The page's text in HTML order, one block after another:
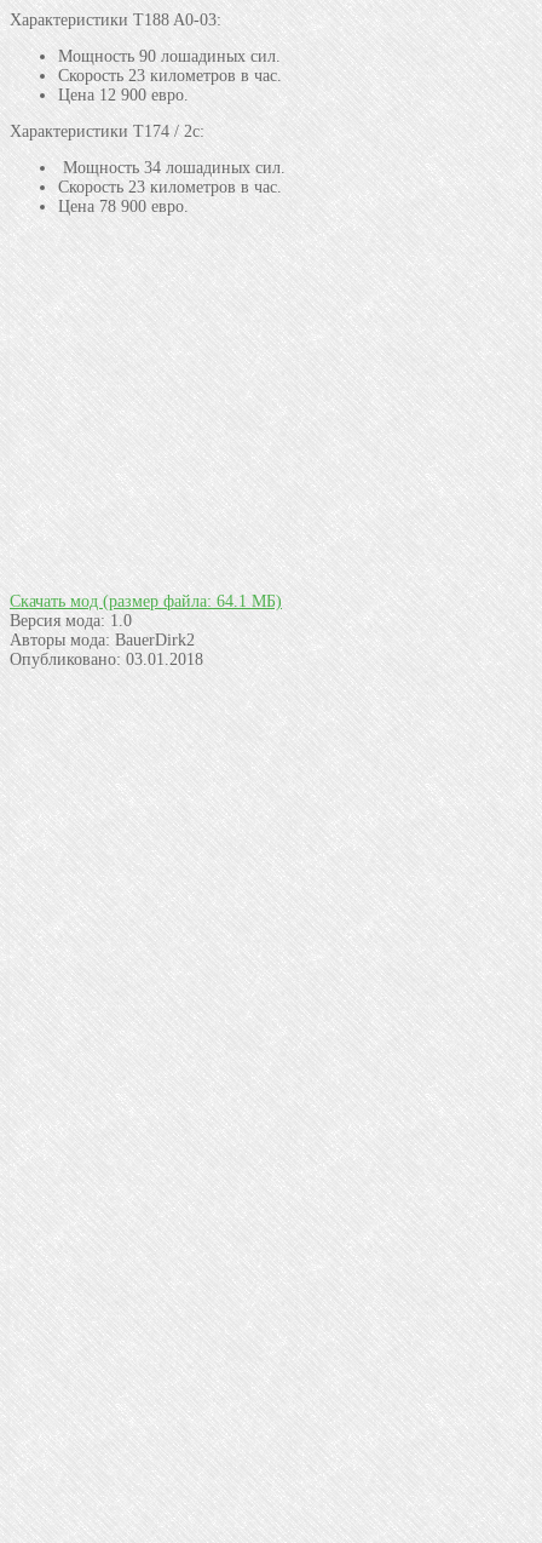
Характеристики T188 A0-03:
Мощность 90 лошадиных сил.
Скорость 23 километров в час.
Цена 12 900 евро.
Характеристики T174 / 2с:
Мощность 34 лошадиных сил.
Скорость 23 километров в час.
Цена 78 900 евро.
Скачать мод (размер файла: 64.1 МБ)
Версия мода: 1.0
Авторы мода: BauerDirk2
Опубликовано: 03.01.2018